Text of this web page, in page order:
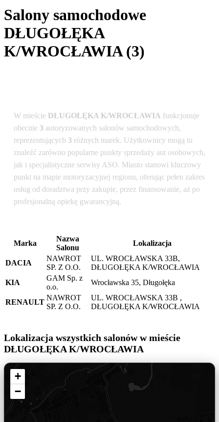
Salony samochodowe
DŁUGOŁĘKA
K/WROCŁAWIA (3)
W mieście DŁUGOŁĘKA K/WROCŁAWIA funkcjonuje
obecnie 3 autoryzowanych salonów samochodowych,
reprezentujących 3 różnych marek. Użytkownicy mogą tu
znaleźć zarówno popularne punkty sprzedaży aut osobowych,
jak i specjalistyczne serwisy ASO. Miasto stanowi kluczowy
punkt na mapie motoryzacyjnej regionu, oferując pełen zakres
usług od doradztwa przy zakupie, przez finansowanie, aż po
profesjonalną opiekę gwarancyjną.
Marka
Nazwa
Salonu
Lokalizacja
DACIA
NAWROT
SP. Z O.O.
UL. WROCŁAWSKA 33B,
DŁUGOŁĘKA K/WROCŁAWIA
KIA
GAM Sp. z
o.o.
Wrocławska 35, Długołęka
RENAULT
NAWROT
SP. Z O.O.
UL. WROCŁAWSKA 33B ,
DŁUGOŁĘKA K/WROCŁAWIA
Lokalizacja wszystkich salonów w mieście
DŁUGOŁĘKA K/WROCŁAWIA
+
−